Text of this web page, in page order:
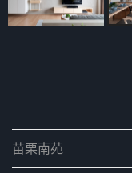
苗栗南苑